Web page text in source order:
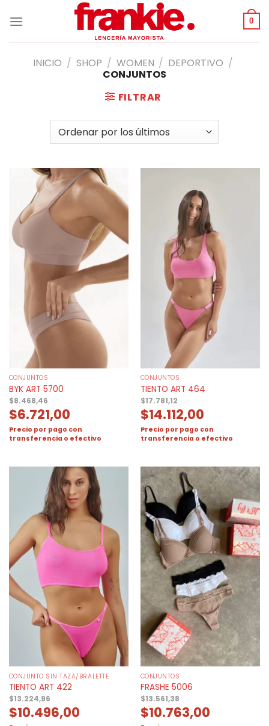
0
INICIO / SHOP / WOMEN / DEPORTIVO /
CONJUNTOS
FILTRAR
CONJUNTOS
BYK ART 5700
$8.468,46
$6.721,00
Precio por pago con
transferencia o efectivo
CONJUNTOS
TIENTO ART 464
$17.781,12
$14.112,00
Precio por pago con
transferencia o efectivo
CONJUNTO SIN TAZA/BRALETTE
TIENTO ART 422
$13.224,96
$10.496,00
CONJUNTOS
FRASHE 5006
$13.561,38
$10.763,00